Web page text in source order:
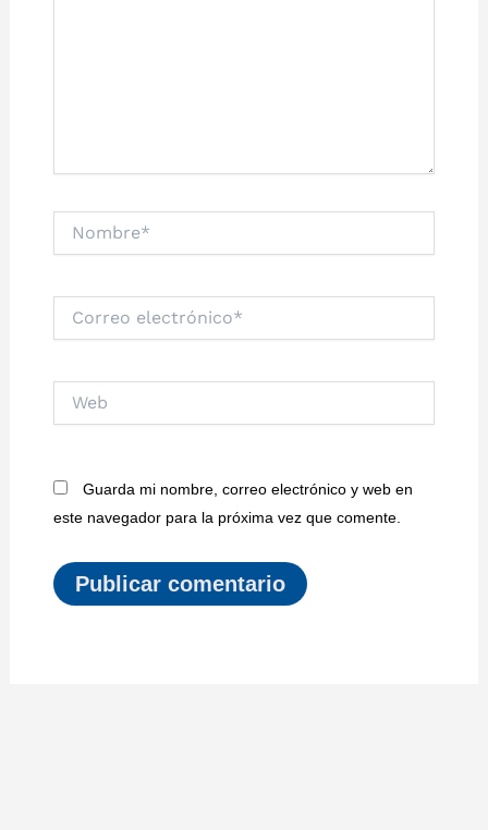
electrónico*
Guarda mi nombre, correo electrónico y web en
este navegador para la próxima vez que comente.